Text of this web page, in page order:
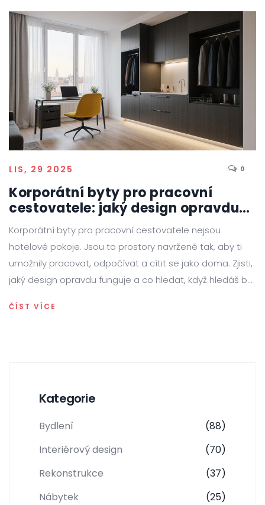
LIS, 29 2025 0
Korporátní byty pro pracovní
cestovatele: jaký design opravdu
funguje
Korporátní byty pro pracovní cestovatele nejsou
hotelové pokoje. Jsou to prostory navržené tak, aby ti
umožnily pracovat, odpočívat a cítit se jako doma. Zjisti,
jaký design opravdu funguje a co hledat, když hledáš byt
ČÍST VÍCE
Kategorie
Bydlení
(88)
Interiérový design
(70)
Rekonstrukce
(37)
Nábytek
(25)